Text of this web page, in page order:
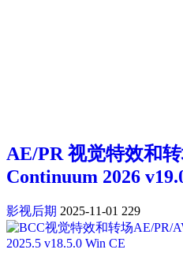
AE/PR 视觉特效和
Continuum 2026
影视后期 2025-11-01 229